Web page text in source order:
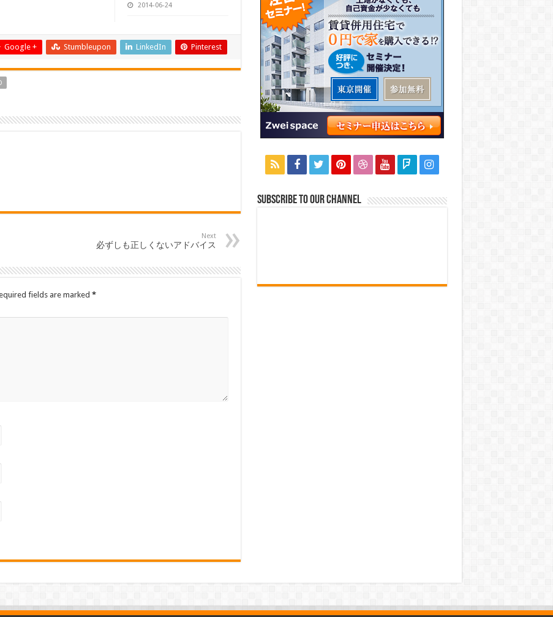
2014-06-24
Google + Stumbleupon LinkedIn Pinterest
Next
必ずしも正しくないアドバイス
fields are marked *
Subscribe to our Channel